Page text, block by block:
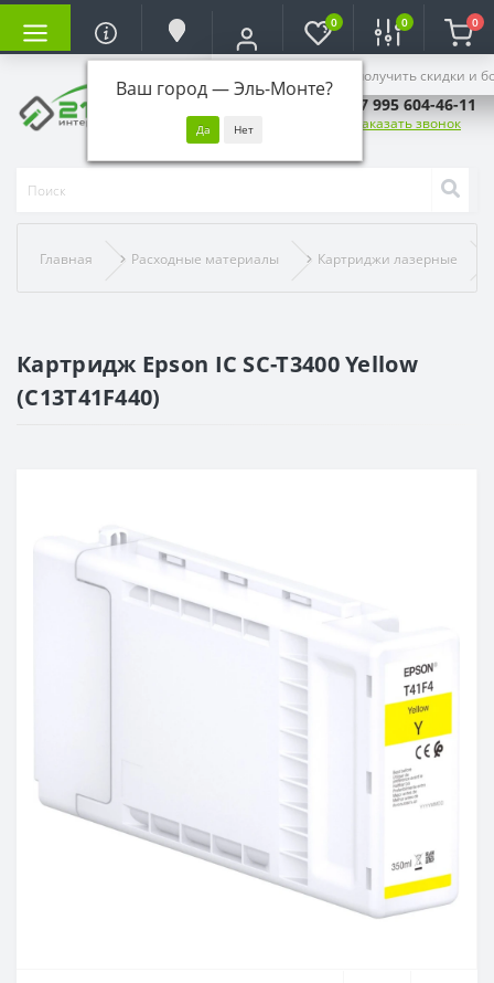
Ваш город —Эль-Монте?
Войдите, чтобы получить скидки и
0 0 0
+7 995 604-46-11
Заказать звонок
Главная Расходные материалы Картриджи лазерные
Картридж Epson IC SC-T3400 Yellow
(C13T41F440)